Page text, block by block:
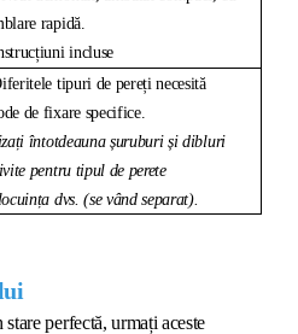
rapidă.
incluse
tipuri de pereți necesită
de fixare specifice.
întotdeauna șuruburi și dibluri
pentru tipul de perete
dvs. (se vând separat).
perfectă, urmați aceste